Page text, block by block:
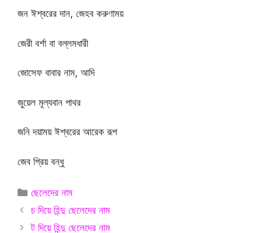
জন ঈশ্বরের দান, জেহব করুণাময়
জেরী বর্শা বা বল্লমধারী
জোসেফ বাবার নাম, আদি
জুয়েল মূল্যবান পাথর
জনি দয়াময় ঈশ্বরের আরেক রূপ
জেব প্রিয় বন্ধু
Categories
ছেলেদের নাম
চ দিয়ে হিন্দু ছেলেদের নাম
ট দিয়ে হিন্দু ছেলেদের নাম